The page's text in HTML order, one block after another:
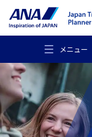
メニュー